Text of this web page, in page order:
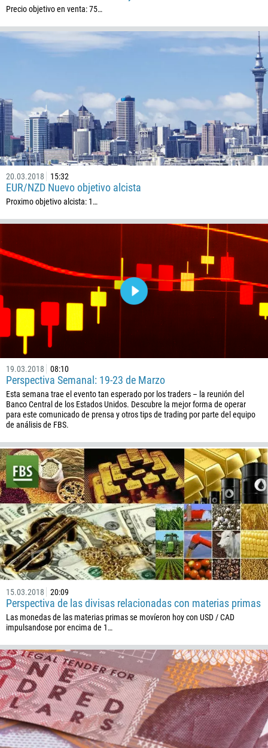
Precio objetivo en venta: 75…
20.03.2018 15:32
EUR/NZD Nuevo objetivo alcista
Proximo objetivo alcista: 1…
19.03.2018 08:10
Perspectiva Semanal: 19-23 de Marzo
Esta semana trae el evento tan esperado por los traders – la reunión del
Banco Central de los Estados Unidos. Descubre la mejor forma de operar
para este comunicado de prensa y otros tips de trading por parte del equipo
de análisis de FBS.
15.03.2018 20:09
Perspectiva de las divisas relacionadas con materias primas
Las monedas de las materias primas se movíeron hoy con USD / CAD
impulsandose por encima de 1…
Número telefónico
1
93
355
213
1684
376
672
54
374
61
43
994
1242
973
880
1246
375
32
501
229
1441
975
591
387
55
246
673
359
226
Programar una llamada
00:00
Ingresa tu email
Escribe tu comentario, si es necesario
PEDIR UNA LLAMADA